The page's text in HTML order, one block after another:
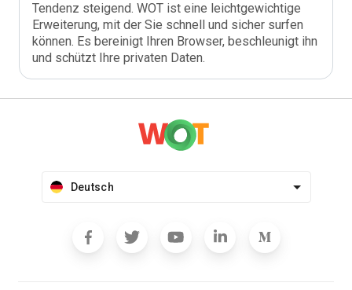
Tendenz steigend. WOT ist eine leichtgewichtige
Erweiterung, mit der Sie schnell und sicher surfen
können. Es bereinigt Ihren Browser, beschleunigt ihn
und schützt Ihre privaten Daten.
Deutsch